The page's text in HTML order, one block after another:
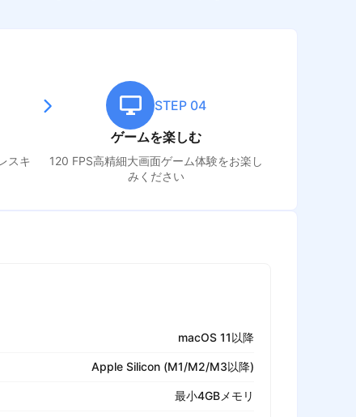
スキ
STEP 04
ゲームを楽しむ
120 FPS高精細大画面ゲーム体験をお楽し
みください
macOS 11以降
Apple Silicon (M1/M2/M3以降)
最小4GBメモリ